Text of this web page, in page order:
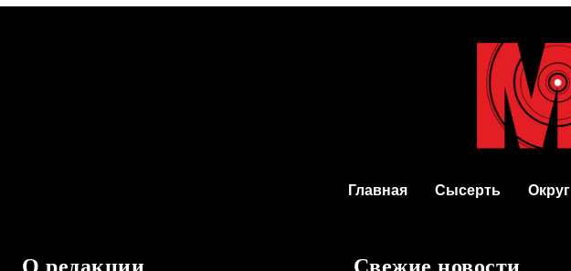
Главная Сысерть Округ
О редакции Свежие новости